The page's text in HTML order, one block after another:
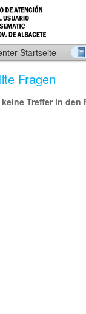
Startseite
Fragen
Treffer in den